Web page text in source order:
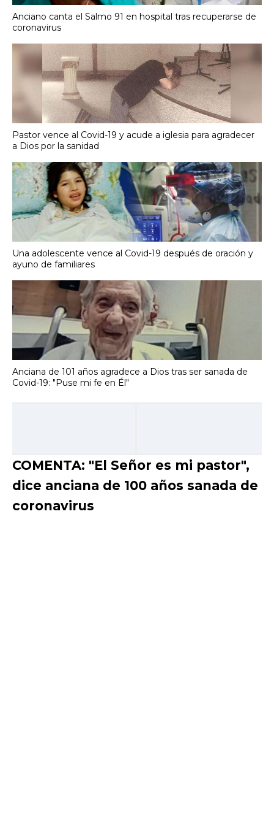
Anciano canta el Salmo 91 en hospital tras recuperarse de
coronavirus
Pastor vence al Covid-19 y acude a iglesia para agradecer
a Dios por la sanidad
Una adolescente vence al Covid-19 después de oración y
ayuno de familiares
Anciana de 101 años agradece a Dios tras ser sanada de
Covid-19: "Puse mi fe en Él"
COMENTA: "El Señor es mi pastor",
dice anciana de 100 años sanada de
coronavirus